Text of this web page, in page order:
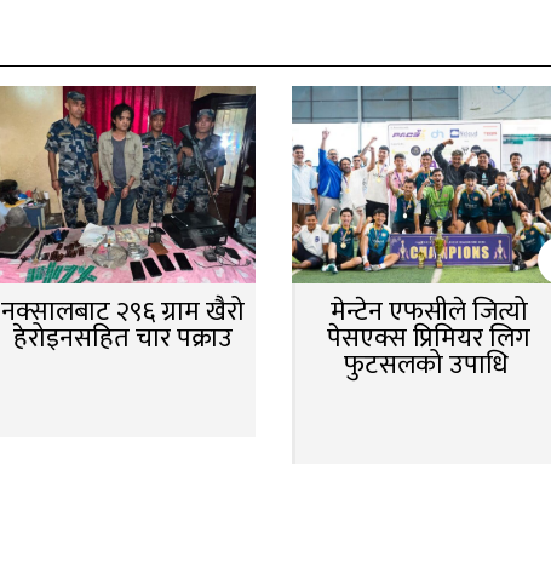
नक्सालबाट २९६ ग्राम खैरो
हेरोइनसहित चार पक्राउ
मेन्टेन एफसीले जित्यो
पेसएक्स प्रिमियर लिग
फुटसलको उपाधि